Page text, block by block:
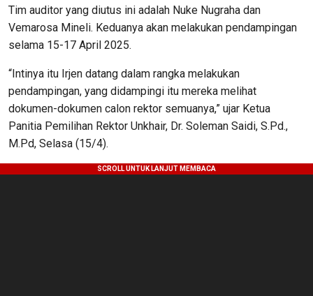
Tim auditor yang diutus ini adalah Nuke Nugraha dan
Vemarosa Mineli. Keduanya akan melakukan pendampingan
selama 15-17 April 2025.
“Intinya itu Irjen datang dalam rangka melakukan
pendampingan, yang didampingi itu mereka melihat
dokumen-dokumen calon rektor semuanya,” ujar Ketua
Panitia Pemilihan Rektor Unkhair, Dr. Soleman Saidi, S.Pd.,
M.Pd, Selasa (15/4).